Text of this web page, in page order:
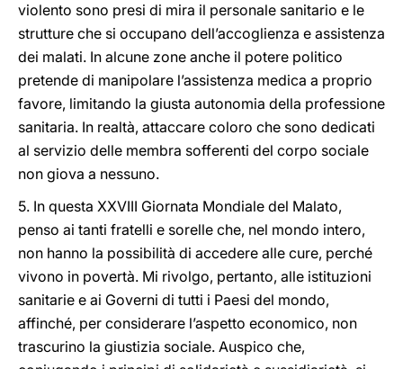
violento sono presi di mira il personale sanitario e le
strutture che si occupano dell’accoglienza e assistenza
dei malati. In alcune zone anche il potere politico
pretende di manipolare l’assistenza medica a proprio
favore, limitando la giusta autonomia della professione
sanitaria. In realtà, attaccare coloro che sono dedicati
al servizio delle membra sofferenti del corpo sociale
non giova a nessuno.
5. In questa XXVIII Giornata Mondiale del Malato,
penso ai tanti fratelli e sorelle che, nel mondo intero,
non hanno la possibilità di accedere alle cure, perché
vivono in povertà. Mi rivolgo, pertanto, alle istituzioni
sanitarie e ai Governi di tutti i Paesi del mondo,
affinché, per considerare l’aspetto economico, non
trascurino la giustizia sociale. Auspico che,